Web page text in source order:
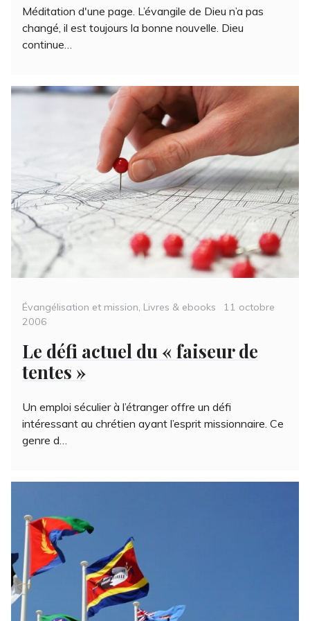
Méditation d'une page. L’évangile de Dieu n’a pas
changé, il est toujours la bonne nouvelle. Dieu
continue…
Categories
Évangélisation et mission, Livres & ebooks
Posted
11 octobre
2006
Le défi actuel du « faiseur de
tentes »
Un emploi séculier à l’étranger offre un défi
intéressant au chrétien ayant l’esprit missionnaire. Ce
genre d…